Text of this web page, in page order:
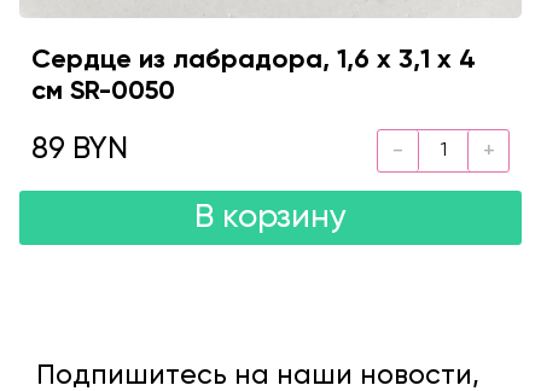
Сердце из лабрадора, 1,6 х 3,1 х 4
см SR-0050
89 BYN
В корзину
Подпишитесь на наши новости,